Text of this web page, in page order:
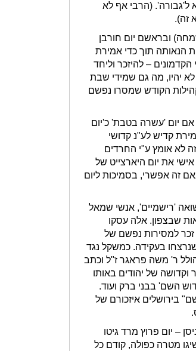
ל'גבורה'. (הרבי אף לא
זה).
ובראשם יום חורבן
הנאותה תוך כדי אמירת
הקדמונים – להיזכר וליחד
יהיו, מה גם שמידי שבת
הקודש שמסרו נפשם
יום 'עשרה בטבת' כ'יום
קדיש לע"נ קדושי
לא אומץ ע"י החרדים
את יום היארצייט של
זה אפשרי, בסמיכות ליום
'רישמיים', אנשי שמאל
שבצפון. אלה עסקו
למסירות נפשם של
שנרצחו בעקידה. כמשקל נגד
ר' משה פראגר ז"ל וכתב
של יהודים באותו
השם' בבני ברק ועוד.
בירושלים איזכורם של
– יום פרוץ מרד גיטו
מטרה כפולה, קודם כל